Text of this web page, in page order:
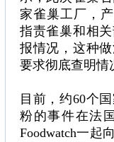
家雀巢工厂，
指责雀巢和相
报情况，这种
要求彻底查明情
目前，约60个
粉的事件在法
Foodwatch一起